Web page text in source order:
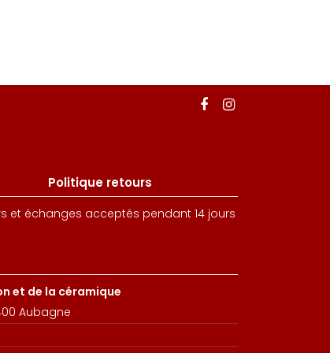
Politique retours
et échanges acceptés pendant 14 jours
et de la céramique
Aubagne